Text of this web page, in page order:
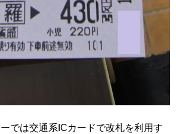
では交通系ICカードで改札を利用す